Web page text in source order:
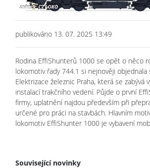
publikováno 13. 07. 2025 13:49
Rodina EffiShunterů 1000 se opět o něco
lokomotiv řady 744.1 si nejnověji
Elektrizace železnic Praha, která se zabývá
instalací trakčního vedení. Půjde o první
firmy, uplatnění najdou především při
určené pro práci na stavbách. Hlavním
lokomotiv EffiShunter 1000 je vybavení
Související novinky